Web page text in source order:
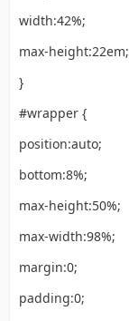
width:42%;
max-height:22em;
}
#wrapper {
position:auto;
bottom:8%;
max-height:50%;
max-width:98%;
margin:0;
padding:0;